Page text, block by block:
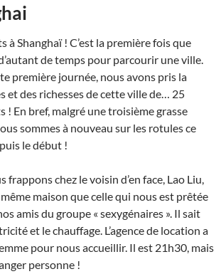
à Shanghaï ! C’est la première fois que
de temps pour parcourir une ville.
première journée, nous avons pris la
et des richesses de cette ville de… 25
! En bref, malgré une troisième grasse
sommes à nouveau sur les rotules ce
le début !
frappons chez le voisin d’en face, Lao Liu,
même maison que celle qui nous est prêtée
amis du groupe « sexygénaires ». Il sait
et le chauffage. L’agence de location a
pour nous accueillir. Il est 21h30, mais
personne !